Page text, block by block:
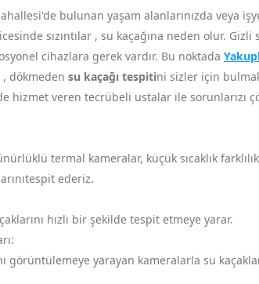
bulunan yaşam alanlarınızda veya
sızıntılar , su kaçağına neden olur. Gizli
cihazlara gerek vardır. Bu noktada
dökmeden su kaçağı tespitini sizler için
hizmet veren tecrübeli ustalar ile sorunlarızı
termal kameralar, küçük sıcaklık
ederiz.
hızlı bir şekilde tespit etmeye yarar.
görüntülemeye yarayan kameralarla su